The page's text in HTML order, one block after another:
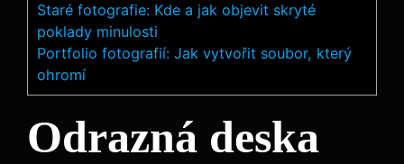
Staré fotografie: Kde a jak objevit skryté
poklady minulosti
Portfolio fotografií: Jak vytvořit soubor, který
ohromí
Odrazná deska